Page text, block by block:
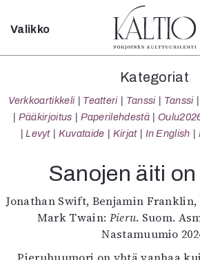
Sulje
Kategoriat
Verkkoartikkeli
Teatteri
Tanssi
Sarjakuva
Sámegillii
Pääkirjoitus
Paperilehdestä
Oulu2026
Valikko
Kategoriat
Verkkoartikkeli Teatteri Tanssi Tanssi
Pääkirjoitus
Paperilehdestä
Levyt
Kuvataide Kirjat In English
Sanojen äiti
Jonathan Swift, Benjamin Franklin,
Mark Twain: Pieru. Suom.
Nastamuumio